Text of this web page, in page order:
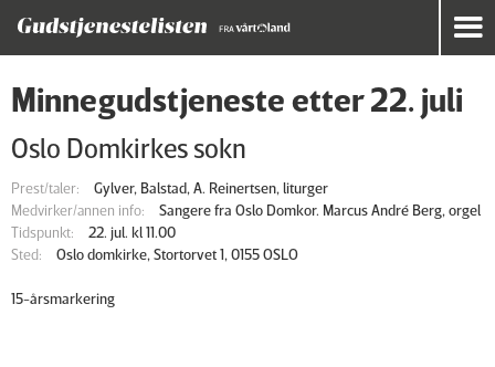
Minnegudstjeneste etter 22. juli
Oslo Domkirkes sokn
Prest/taler:
Gylver, Balstad, A. Reinertsen, liturger
Medvirker/annen info:
Sangere fra Oslo Domkor. Marcus André Berg, orgel
Tidspunkt:
22. jul. kl 11.00
Sted:
Oslo domkirke, Stortorvet 1, 0155 OSLO
15-årsmarkering